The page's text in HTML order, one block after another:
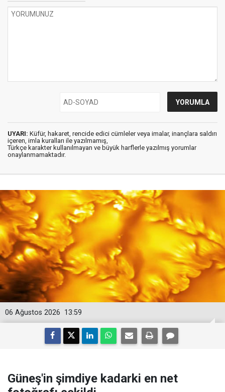
UYARI: Küfür, hakaret, rencide edici cümleler veya imalar, inançlara saldırı
içeren, imla kuralları ile yazılmamış,
Türkçe karakter kullanılmayan ve büyük harflerle yazılmış yorumlar
onaylanmamaktadır.
13:59
06 Ağustos 2026
Güneş'in şimdiye kadarki en net